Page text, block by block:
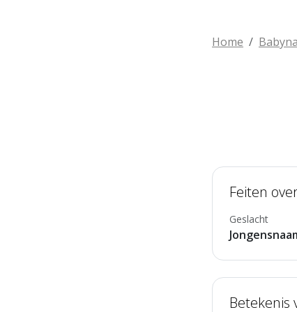
Home
Feiten
Geslacht
Betekenis